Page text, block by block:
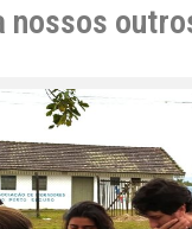
nossos